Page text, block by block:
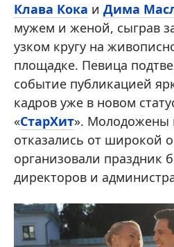
Клава Кока и Дима
мужем и женой, сыграв
узком кругу на
площадке. Певица
событие публикацией
кадров уже в новом
«СтарХит». Молодожены
отказались от широкой
организовали праздник
директоров и